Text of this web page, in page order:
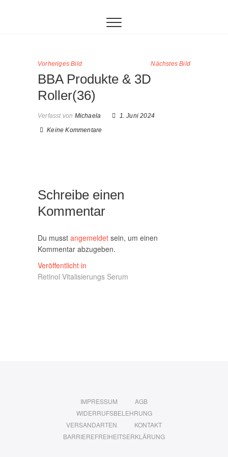
Vorheriges Bild Nächstes Bild
BBA Produkte & 3D
Roller(36)
Verfasst von Michaela
1. Juni 2024
Keine Kommentare
Schreibe einen
Kommentar
Du musst angemeldet sein, um einen
Kommentar abzugeben.
Beitragsnavigation
Veröffentlicht in
Retinol Vitalisierungs Serum
IMPRESSUM
AGB
WIDERRUFSBELEHRUNG
VERSANDARTEN
KONTAKT
BARRIEREFREIHEITSERKLÄRUNG